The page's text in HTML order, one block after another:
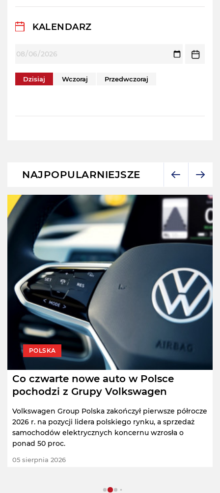
KALENDARZ
Dzisiaj Wczoraj Przedwczoraj
NAJPOPULARNIEJSZE
POLSKA
Co czwarte nowe auto w Polsce
pochodzi z Grupy Volkswagen
Volkswagen Group Polska zakończył pierwsze półrocze
2026 r. na pozycji lidera polskiego rynku, a sprzedaż
samochodów elektrycznych koncernu wzrosła o
ponad 50 proc.
05 sierpnia 2026